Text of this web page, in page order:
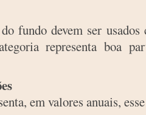
fundo devem ser
representa boa
em valores anuais,